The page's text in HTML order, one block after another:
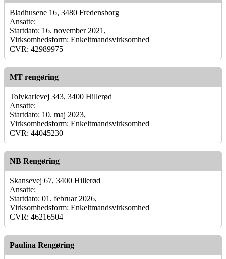
Bladhusene 16, 3480 Fredensborg
Ansatte:
Startdato: 16. november 2021,
Virksomhedsform: Enkeltmandsvirksomhed
CVR: 42989975
MT rengøring
Tolvkarlevej 343, 3400 Hillerød
Ansatte:
Startdato: 10. maj 2023,
Virksomhedsform: Enkeltmandsvirksomhed
CVR: 44045230
NB Rengøring
Skansevej 67, 3400 Hillerød
Ansatte:
Startdato: 01. februar 2026,
Virksomhedsform: Enkeltmandsvirksomhed
CVR: 46216504
Paulina Rengøring